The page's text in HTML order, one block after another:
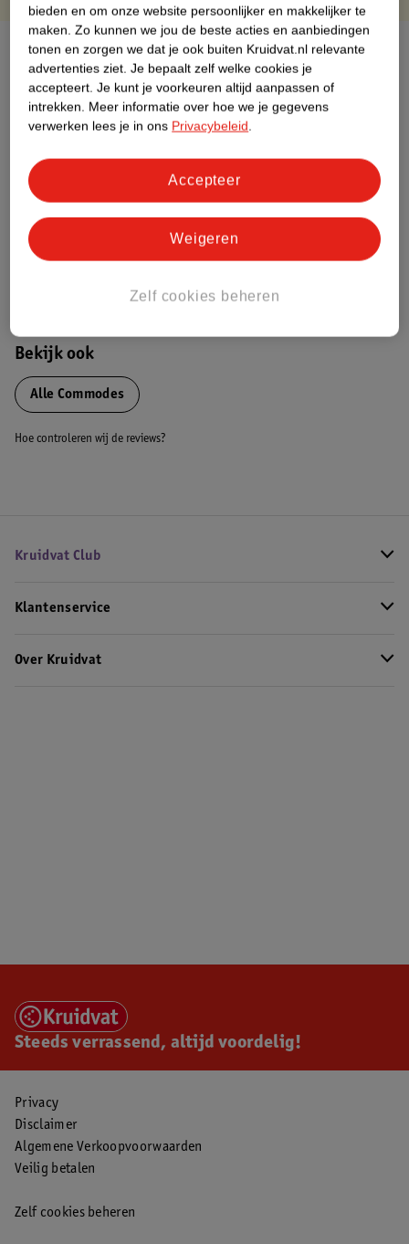
Over dit product
Productinformatie
Dit product heeft (nog) geen Nature
Impact Score.
Bestel & Bezorginformatie
Bekijk ook
Alle Commodes
Hoe controleren wij de reviews?
Kruidvat Club
Klantenservice
Over Kruidvat
Steeds verrassend, altijd voordelig!
Privacy
Disclaimer
Algemene Verkoopvoorwaarden
Veilig betalen
Zelf cookies beheren
bieden en om onze website persoonlijker en makkelijker te
maken. Zo kunnen we jou de beste acties en aanbiedingen
tonen en zorgen we dat je ook buiten Kruidvat.nl relevante
advertenties ziet. Je bepaalt zelf welke cookies je
accepteert. Je kunt je voorkeuren altijd aanpassen of
intrekken. Meer informatie over hoe we je gegevens
verwerken lees je in ons Privacybeleid.
Zelf cookies beheren
Weigeren
Accepteer